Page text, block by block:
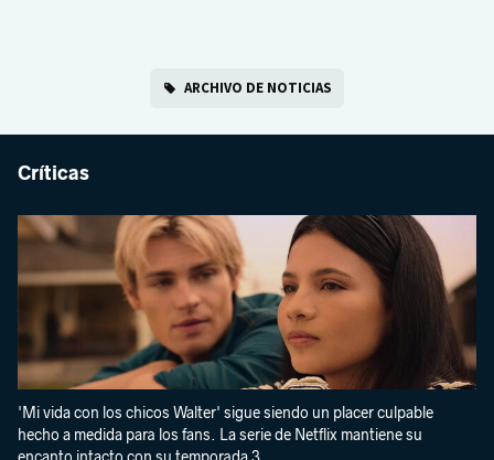
ARCHIVO DE NOTICIAS
Críticas
'Mi vida con los chicos Walter' sigue siendo un placer culpable
hecho a medida para los fans. La serie de Netflix mantiene su